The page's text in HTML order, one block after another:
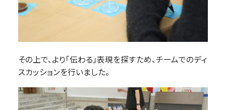
その上で、より「伝わる」表現を探すため、チームでのディ
スカッションを行いました。